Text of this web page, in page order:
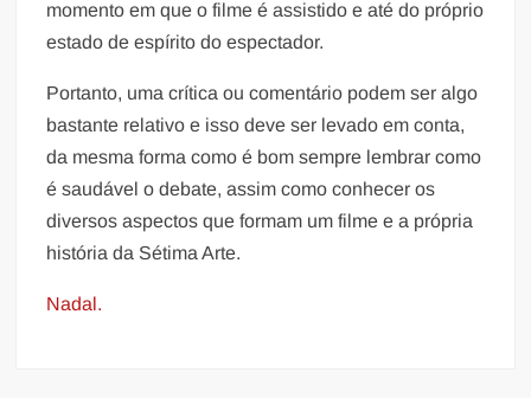
momento em que o filme é assistido e até do próprio
estado de espírito do espectador.
Portanto, uma crítica ou comentário podem ser algo
bastante relativo e isso deve ser levado em conta,
da mesma forma como é bom sempre lembrar como
é saudável o debate, assim como conhecer os
diversos aspectos que formam um filme e a própria
história da Sétima Arte.
Nadal.